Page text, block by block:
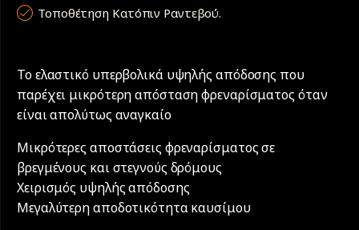
Τοποθέτηση Κατόπιν Ραντεβού.
Το ελαστικό υπερβολικά υψηλής απόδοσης που
παρέχει μικρότερη απόσταση φρεναρίσματος όταν
είναι απολύτως αναγκαίο
Μικρότερες αποστάσεις φρεναρίσματος σε
βρεγμένους και στεγνούς δρόμους
Χειρισμός υψηλής απόδοσης
Μεγαλύτερη αποδοτικότητα καυσίμου